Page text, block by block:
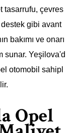
tasarrufu, çevres
gibi avant
bakımı ve onarı
sunar. Yeşilova'd
otomobil sahipl
Opel